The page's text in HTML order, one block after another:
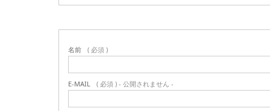
名前 ( 必須 )
E-MAIL ( 必須 ) - 公開されません -